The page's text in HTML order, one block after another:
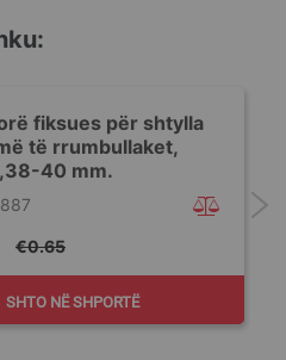
fiksues për shtylla
të rrumbullaket,
40 mm.
€0.65
SHTO NË SHPORTË